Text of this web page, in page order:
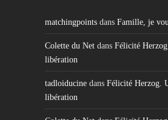
matchingpoints dans Famille, je
Colette du Net dans Félicité
libération
tadloiducine dans Félicité Herzog.
libération